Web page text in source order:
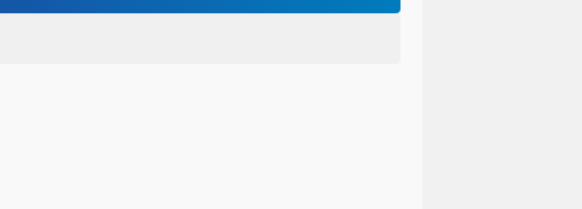
Soft Opening Warteg Kharisma Bahari Otentik 2, Hadirkan Menu Lezat dengan Harga Ramah di Kantong